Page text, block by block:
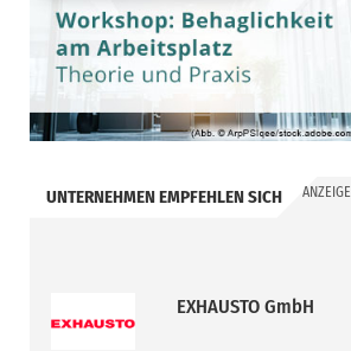
UNTERNEHMEN EMPFEHLEN SICH ANZEIGE
EXHAUSTO GmbH